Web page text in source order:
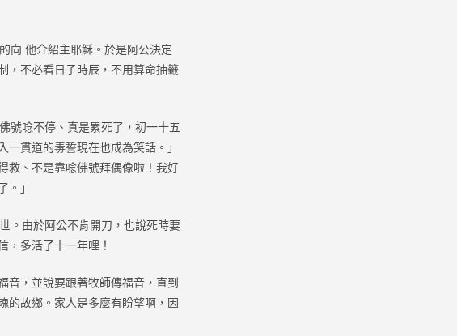
向 他介紹主耶穌。於是阿公決定
，不必看日子時辰，不用算命抽籤
號唸不停、真是累死了，初一十五
貫道的毒誓現在也成為笑話。」
救、不是靠唸佛號拜偶像啦！我好
。」
。由於阿公不肯開刀，也說死時要
，多活了十一年哩！
，並說要跟著牧師傳福音，直到
的故鄉。家人是多麼有盼望啊，因